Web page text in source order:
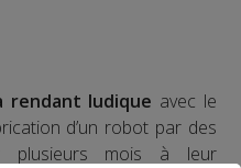
rendant ludique avec le
d’un robot par des
plusieurs mois à leur